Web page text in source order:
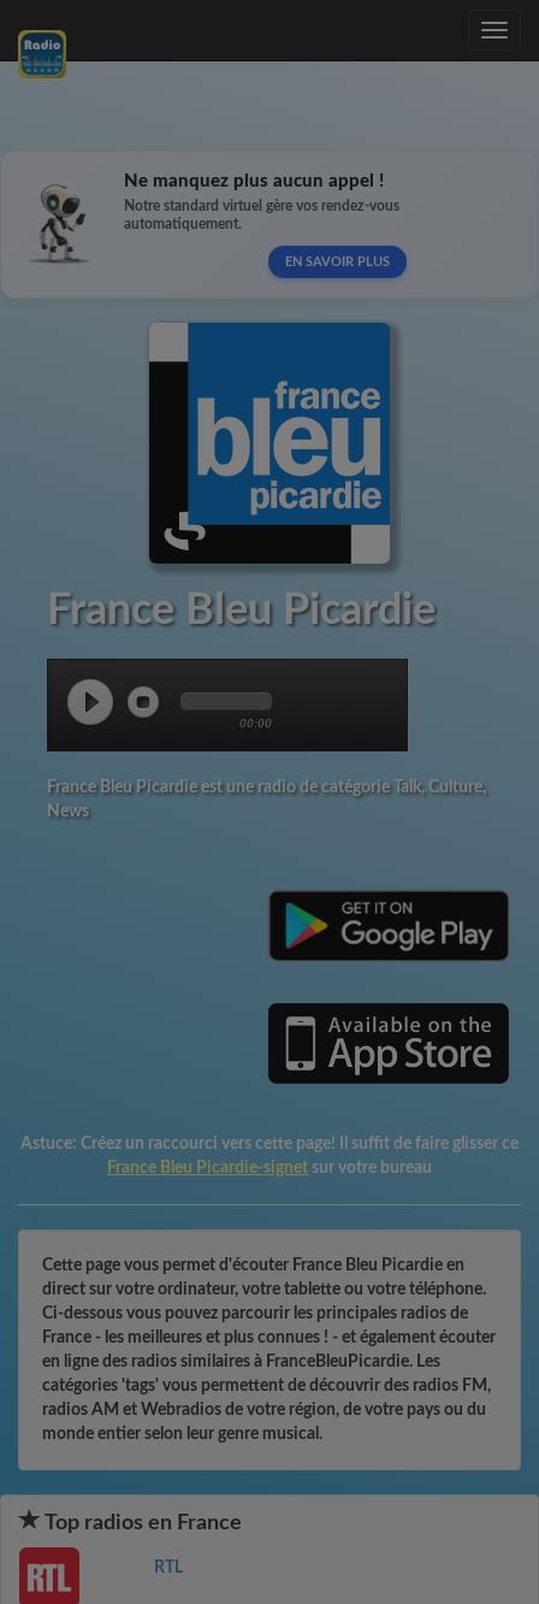
Toggle
Ne manquez plus aucun appel !
Notre standard virtuel gère vos rendez-vous
automatiquement.
EN SAVOIR PLUS
France Bleu Picardie
00:00
France Bleu Picardie est une radio de catégorie Talk, Culture,
News
Astuce: Créez un raccourci vers cette page! Il suffit de faire glisser ce
France Bleu Picardie-signet sur votre bureau
Cette page vous permet d'écouter France Bleu Picardie en
direct sur votre ordinateur, votre tablette ou votre téléphone.
Ci-dessous vous pouvez parcourir les principales radios de
France - les meilleures et plus connues ! - et également écouter
en ligne des radios similaires à FranceBleuPicardie. Les
catégories 'tags' vous permettent de découvrir des radios FM,
radios AM et Webradios de votre région, de votre pays ou du
monde entier selon leur genre musical.
Top radios en France
RTL